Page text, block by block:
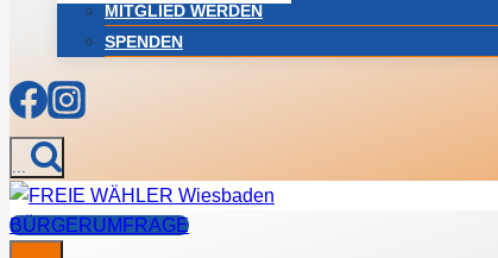
MITGLIED WERDEN
SPENDEN
...
BÜRGERUMFRAGE